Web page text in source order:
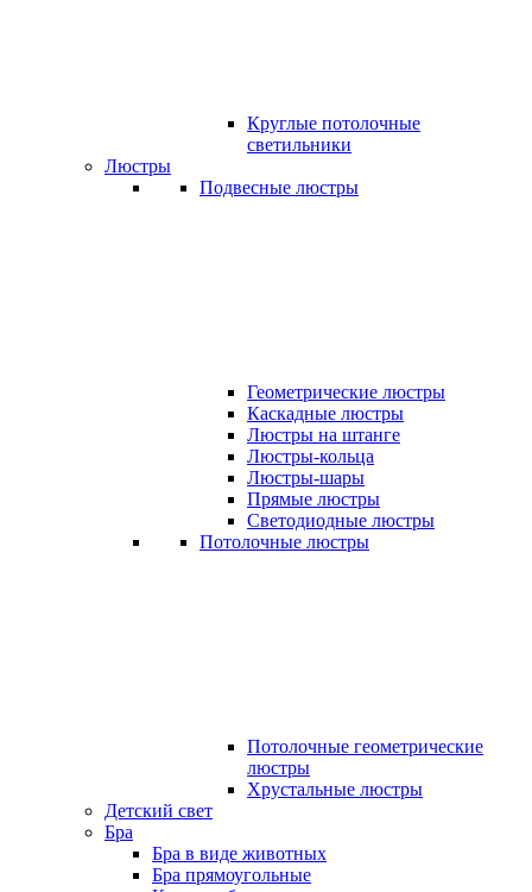
Круглые потолочные
светильники
Люстры
Подвесные люстры
Геометрические люстры
Каскадные люстры
Люстры на штанге
Люстры-кольца
Люстры-шары
Прямые люстры
Светодиодные люстры
Потолочные люстры
Потолочные геометрические
люстры
Хрустальные люстры
Детский свет
Бра
Бра в виде животных
Бра прямоугольные